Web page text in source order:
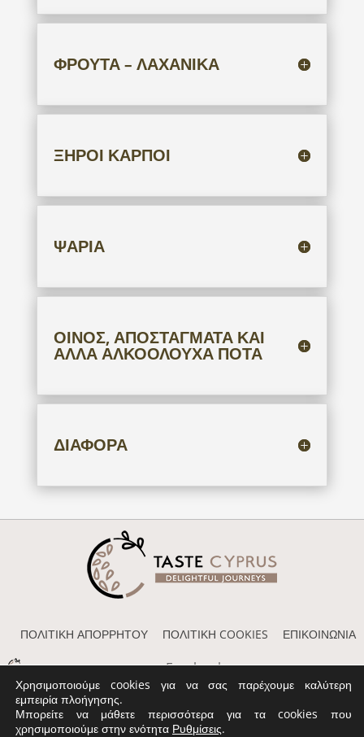
ΦΡΟΥΤΑ – ΛΑΧΑΝΙΚΑ
ΞΗΡΟΙ ΚΑΡΠΟΙ
ΨΑΡΙΑ
ΟΙΝΟΣ, ΑΠΟΣΤΑΓΜΑΤΑ ΚΑΙ
ΑΛΛΑ ΑΛΚΟΟΛΟΥΧΑ ΠΟΤΑ
ΔΙΑΦΟΡΑ
ΠΟΛΙΤΙΚΗ ΑΠΟΡΡΗΤΟΥ ΠΟΛΙΤΙΚΗ COOKIES ΕΠΙΚΟΙΝΩΝΙΑ
Facebook
© 2017 - 2026 ΚΥΠΡΙΑΚΗ ΓΑΣΤΡΟΝΟΜΙΑ
Created byiWorx
Χρησιμοποιούμε cookies για να σας παρέχουμε καλύτερη
εμπειρία πλοήγησης.
Μπορείτε να μάθετε περισσότερα για τα cookies που
χρησιμοποιούμε στην ενότητα Ρυθμίσεις.